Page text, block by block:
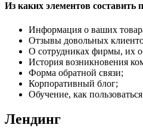
Из каких элементов составить
Информация о ваших
Отзывы довольных
О сотрудниках фирмы, их
История возникновения
Форма обратной связи;
Корпоративный блог;
Обучение, как
Лендинг